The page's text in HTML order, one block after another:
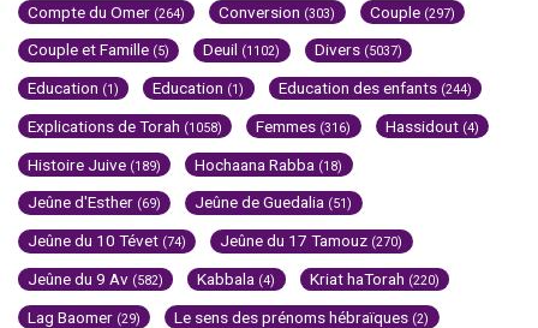
Compte du Omer (264) Conversion (303) Couple (297)
Couple et Famille (5) Deuil (1102) Divers (5037)
Education (1) Education (1) Education des enfants (244)
Explications de Torah (1058) Femmes (316) Hassidout (4)
Histoire Juive (189) Hochaana Rabba (18)
Jeûne d'Esther (69) Jeûne de Guedalia (51)
Jeûne du 10 Tévet (74) Jeûne du 17 Tamouz (270)
Jeûne du 9 Av (582) Kabbala (4) Kriat haTorah (220)
Lag Baomer (29) Le sens des prénoms hébraïques (2)